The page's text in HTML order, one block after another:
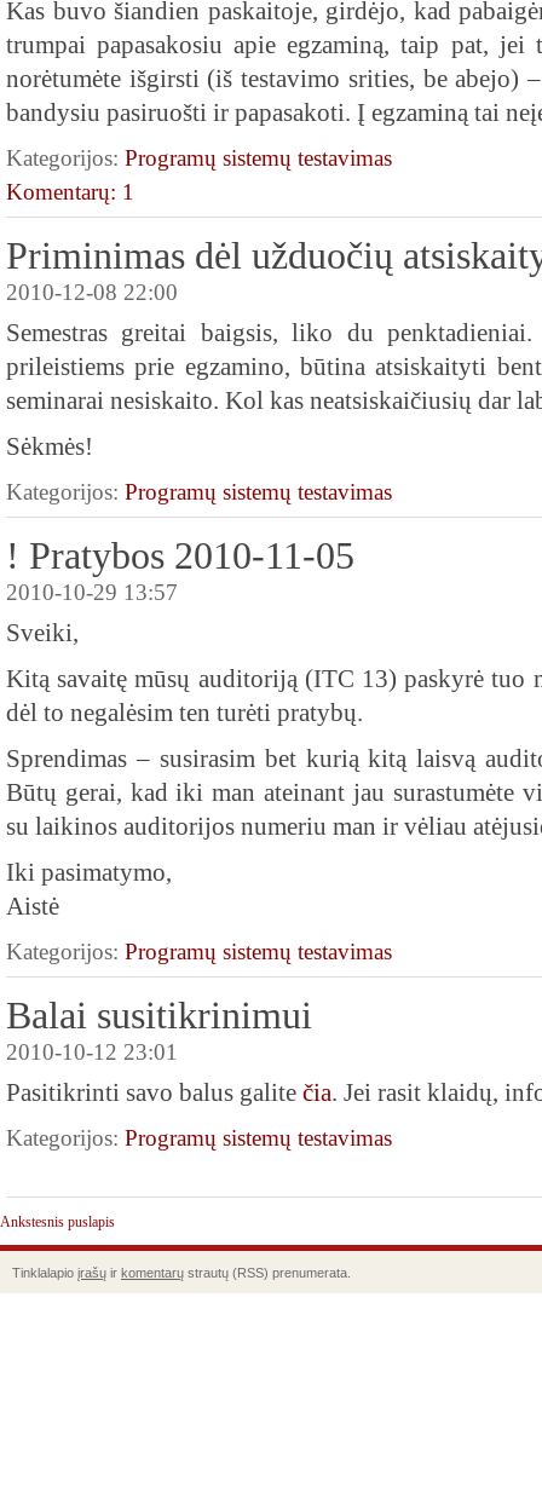
Kas buvo šiandien paskaitoje, girdėjo, kad
trumpai papasakosiu apie egzaminą, taip pat, jei
norėtumėte išgirsti (iš testavimo srities, be abejo)
bandysiu pasiruošti ir papasakoti. Į egzaminą tai
Kategorijos: Programų sistemų testavimas
Komentarų: 1
Priminimas dėl užduočių
2010-12-08 22:00
Semestras greitai baigsis, liko du
prileistiems prie egzamino, būtina atsiskaityti
seminarai nesiskaito. Kol kas neatsiskaičiusių dar
Sėkmės!
Kategorijos: Programų sistemų testavimas
! Pratybos 2010-11-05
2010-10-29 13:57
Sveiki,
Kitą savaitę mūsų auditoriją (ITC 13) paskyrė tuo
dėl to negalėsim ten turėti pratybų.
Sprendimas – susirasim bet kurią kitą laisvą
Būtų gerai, kad iki man ateinant jau surastumėte
su laikinos auditorijos numeriu man ir vėliau
Iki pasimatymo,
Aistė
Kategorijos: Programų sistemų testavimas
Balai susitikrinimui
2010-10-12 23:01
Pasitikrinti savo balus galite čia. Jei rasit klaidų,
Kategorijos: Programų sistemų testavimas
Ankstesnis puslapis
Tinklalapio įrašų ir komentarų strautų (RSS) prenumerata.